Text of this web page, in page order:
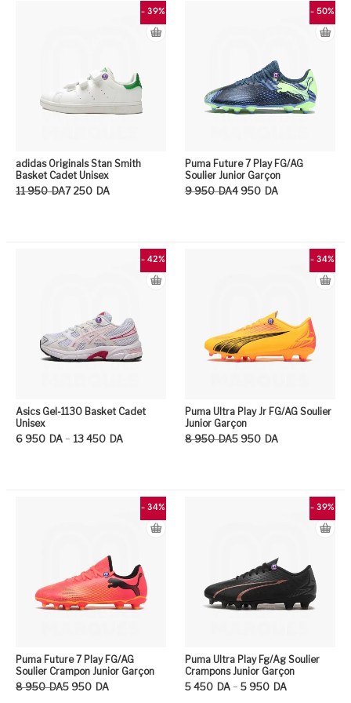
- 39%
adidas Originals Stan Smith
Basket Cadet Unisex
11 950 DA
Le prix initial était : 11 950DA.
7 250 DA
Le prix actuel est : 7 250DA.
- 50%
Puma Future 7 Play FG/AG
Soulier Junior Garçon
9 950 DA
Le prix initial était : 9 950DA.
4 950 DA
Le prix actuel est : 4 950DA.
- 42%
Asics Gel-1130 Basket Cadet
Unisex
6 950 DA – 13 450 DA
Plage de prix : 6 950DA à 13 450DA
- 34%
Puma Ultra Play Jr FG/AG Soulier
Junior Garçon
8 950 DA
Le prix initial était : 8 950DA.
5 950 DA
Le prix actuel est : 5 950DA.
- 34%
Puma Future 7 Play FG/AG
Soulier Crampon Junior Garçon
8 950 DA
Le prix initial était : 8 950DA.
5 950 DA
Le prix actuel est : 5 950DA.
- 39%
Puma Ultra Play Fg/Ag Soulier
Crampons Junior Garçon
5 450 DA – 5 950 DA
Plage de prix : 5 450DA à 5 950DA